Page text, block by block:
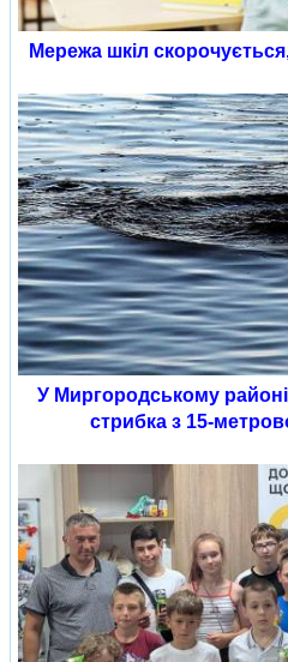
Мережа шкіл
У Миргородському районі
стрибка з 15-